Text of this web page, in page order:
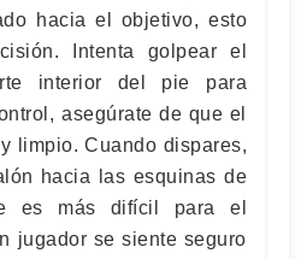
hacia el objetivo, esto
Intenta golpear el
interior del pie para
asegúrate de que el
limpio. Cuando dispares,
hacia las esquinas de
es más difícil para el
jugador se siente seguro